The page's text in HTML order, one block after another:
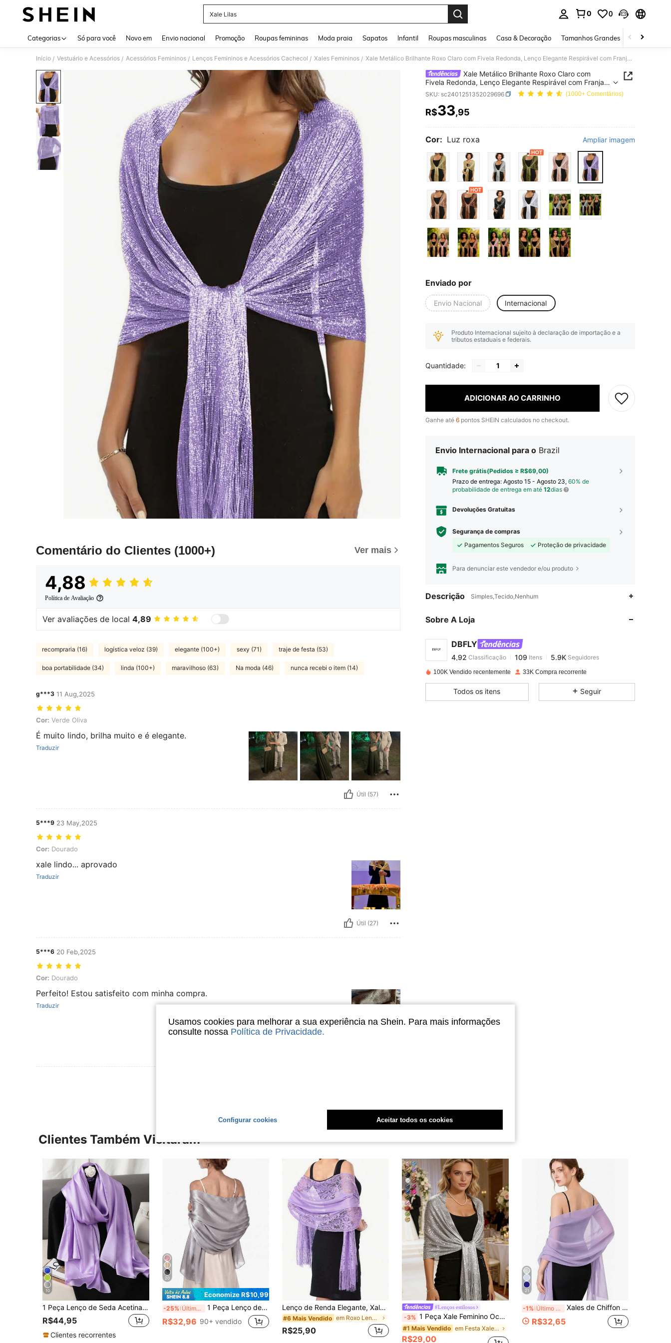
Xale Lilas
0 0
Categorias Só para você Novo em Envio nacional Promoção Roupas femininas Moda praia Sapatos Infantil Roupas masculinas Casa & Decoração Tamanhos Grandes Joias e
Início / Vestuário e Acessórios / Acessórios Femininos / Lenços Femininos e Acessórios Cachecol / Xales Femininos / Xale Metálico Brilhante Roxo Claro com Fivela Redonda, Lenço Elegante Respirável com Franjas, Xale Externo para Vestido de Festa e Banquete Feminino
Comentário do Clientes (1000+) Ver mais
4,88
Política de Avaliação
Ver avaliações de local 4,89
recompraria (16) logística veloz (39) elegante (100+) sexy (71) traje de festa (53)
boa portabilidade (34) linda (100+) maravilhoso (63) Na moda (46) nunca recebi o item (14)
g***3 11 Aug,2025
Cor: Verde Oliva
Cor: Verde Oliva
É muito lindo, brilha muito e é elegante.
Traduzir
Útil (57)
5***9 23 May,2025
Cor: Dourado
Cor: Dourado
xale lindo... aprovado
Traduzir
Útil (27)
5***6 20 Feb,2025
Cor: Dourado
Cor: Dourado
Perfeito! Estou satisfeito com minha compra.
Traduzir
Xale Metálico Brilhante Roxo Claro com
Fivela Redonda, Lenço Elegante Respirável com Franjas,
Xale Externo para Vestido de Festa e Banquete Feminino
SKU: sc2401251352029696 (1000+ Comentários)
PRICE AND AVAILABILITY
R$33,95
Cor: Luz roxa Ampliar imagem
Enviado por
Envio Nacional Internacional
Produto Internacional sujeito à declaração de importação e a
tributos estaduais e federais.
Quantidade:
ADICIONAR AO CARRINHO
Ganhe até 6 pontos SHEIN calculados no checkout.
Envio Internacional para o Brazil
Frete grátis(Pedidos ≥ R$69,00)
Prazo de entrega: Agosto 15 - Agosto 23, 60% de
probabilidade de entrega em até 12dias
Devoluções Gratuitas
Segurança de compras
Pagamentos Seguros
Proteção de privacidade
Para denunciar este vendedor e/ou produto
Descrição Simples,Tecido,Nenhum
Sobre A Loja
DBFLY
4,92
4,92
109
h***0pago 1 dia atrás
4,92 109 5.9K
100K Vendido recentemente 33K Compra recorrente
Todos os itens Seguir
Clientes Também Visitaram
10
1 Peça Lenço de Seda Acetinada Sólida Novo para Mulheres, Adequado para Casamento, Xale, Bandana de Praia, Essencial para Viagem, Feriado
R$44,95
Clientes recorrentes
20
Economize R$10,99
-25% Últimos 3 dias 1 Peça Lenço de Cetim Liso de Cor Sólida Clássica Feminino, Xale Casual de Outono com Proteção Solar, Adequado para Uso Diário, Chique & Elegante
R$32,96 90+ vendido
Lenço de Renda Elegante, Xale para Vestido de Noite Feminino, Essencial para Praia, Férias e Viagens
#6 Mais Vendido em Roxo Lenços Femininos
R$25,90
#Lenços estilosos
-3% 1 Peça Xale Feminino Oco com Borlas 50*164cm, Macio e Leve, Decoração com Borlas, Adequado para Festa, Vestido de Noite, Viagem, Escritório, Casamento, Plus Size
#1 Mais Vendido em Festa Xales Femininos
R$29,00
21
-1% Último dia Xales de Chiffon Lenços Envoltórios para Noiva Festa de Casamento Vestido de Noite e Vestidos para Ocasiões Especiais
R$32,65
Usamos cookies para melhorar a sua experiência na Shein. Para mais informações
consulte nossa Política de Privacidade.
Configurar cookies Aceitar todos os cookies